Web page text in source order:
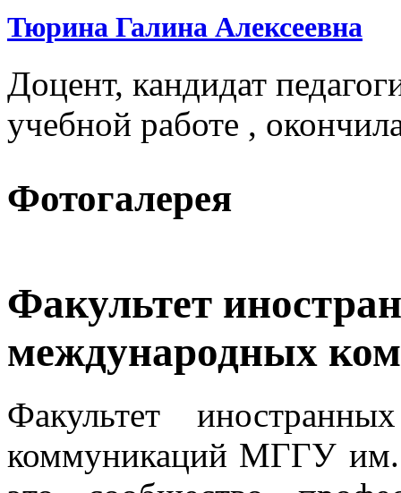
Тюрина Галина Алексеевна
Доцент, кандидат
учебной работе ,
Фотогалерея
Факультет
международных
Факультет
коммуникаций МГГУ